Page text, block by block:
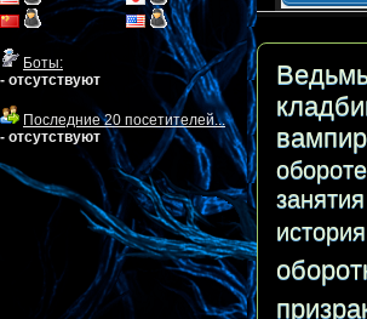
Боты:
- отсутствуют
Последние 20 посетителей...
- отсутствуют
вампир